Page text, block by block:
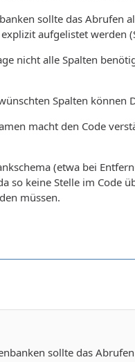
sollte das Abrufen
aufgelistet werden
nicht alle Spalten
Spalten
macht den Code
(etwa bei
so keine Stelle im Code
müssen.
sollte das